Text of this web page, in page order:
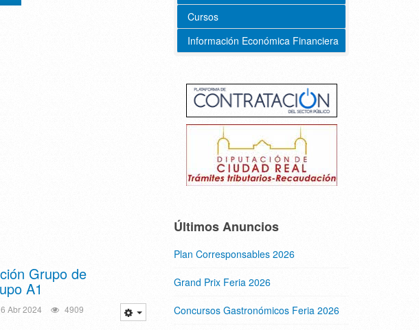
Grupo de
A1
Abr 2024 4909
Cursos
Información Económica Financiera
Últimos Anuncios
Plan Corresponsables 2026
Grand Prix Feria 2026
Concursos Gastronómicos Feria 2026